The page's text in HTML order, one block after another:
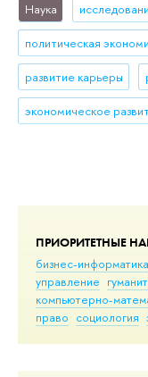
ПРИОРИТЕТНЫЕ
бизнес-информатика
управление
компьютерно-
право социология
Наука
политическая
развитие карьеры
экономическое